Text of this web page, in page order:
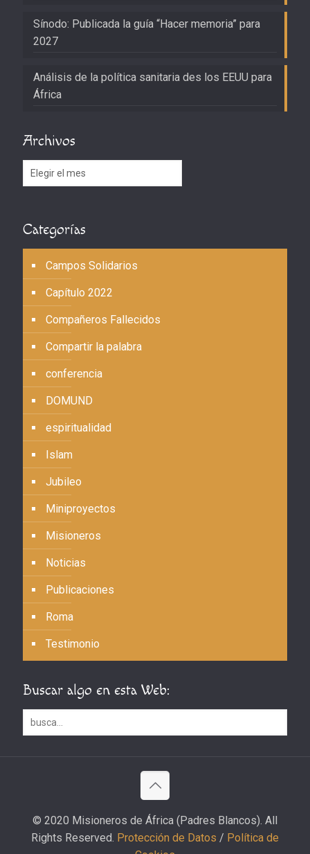
Sínodo: Publicada la guía “Hacer memoria” para
2027
Análisis de la política sanitaria des los EEUU para
África
Archivos
Archivos
Categorías
Campos Solidarios
Capítulo 2022
Compañeros Fallecidos
Compartir la palabra
conferencia
DOMUND
espiritualidad
Islam
Jubileo
Miniproyectos
Misioneros
Noticias
Publicaciones
Roma
Testimonio
Buscar algo en esta Web:
© 2020 Misioneros de África (Padres Blancos). All
Rights Reserved. Protección de Datos / Política de